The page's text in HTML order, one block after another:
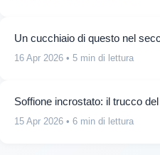
Un cucchiaio di questo nel
16 Apr 2026 • 5 min di lettura
Soffione incrostato: il trucco
15 Apr 2026 • 6 min di lettura